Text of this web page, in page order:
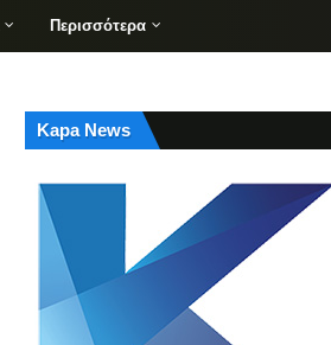
Περισσότερα
Kapa News